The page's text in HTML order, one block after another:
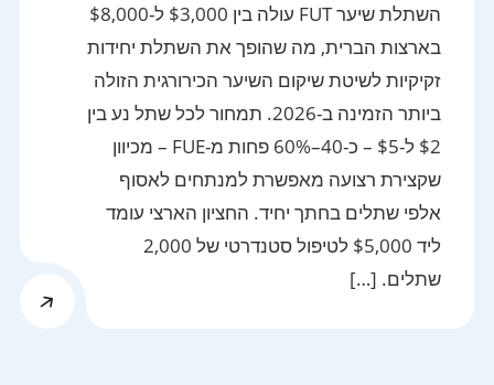
השתלת שיער FUT עולה בין $3,000 ל-$8,000
בארצות הברית, מה שהופך את השתלת יחידות
זקיקיות לשיטת שיקום השיער הכירורגית הזולה
ביותר הזמינה ב-2026. תמחור לכל שתל נע בין
$2 ל-$5 – כ-40–60% פחות מ-FUE – מכיוון
שקצירת רצועה מאפשרת למנתחים לאסוף
אלפי שתלים בחתך יחיד. החציון הארצי עומד
ליד $5,000 לטיפול סטנדרטי של 2,000
שתלים. […]